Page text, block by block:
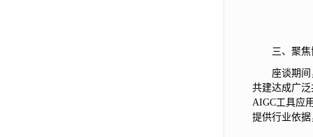
三、聚
座谈期
共建达成广
AIGC工具应
提供行业依